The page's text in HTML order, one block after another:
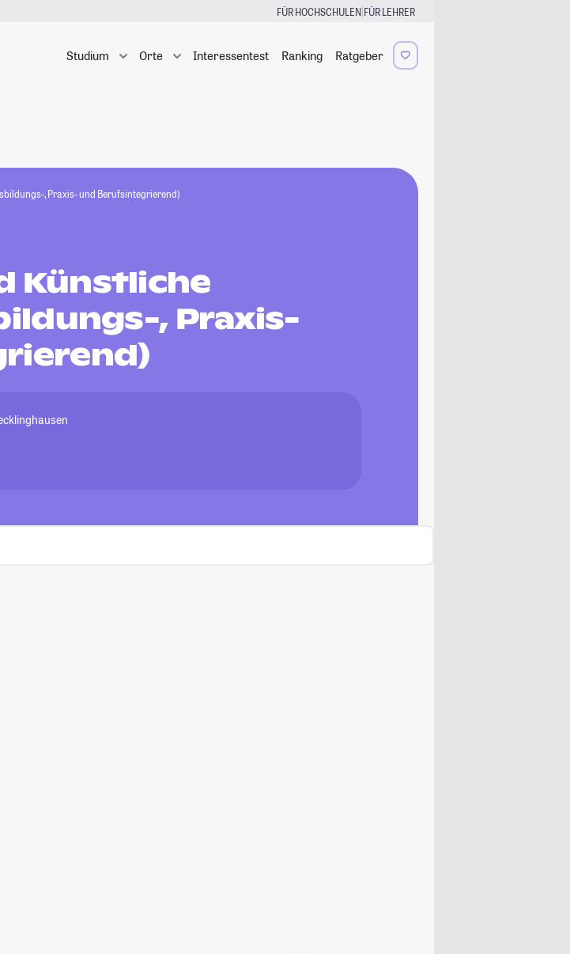
FÜR HOCHSCHULEN|FÜR LEHRER
Studium Orte Interessentest Ranking Ratgeber
, Praxis- und Berufsintegrierend)
Künstliche
, Praxis-